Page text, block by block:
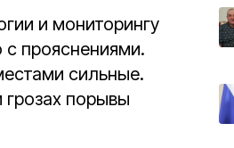
и мониторингу
с прояснениями.
сильные.
порывы